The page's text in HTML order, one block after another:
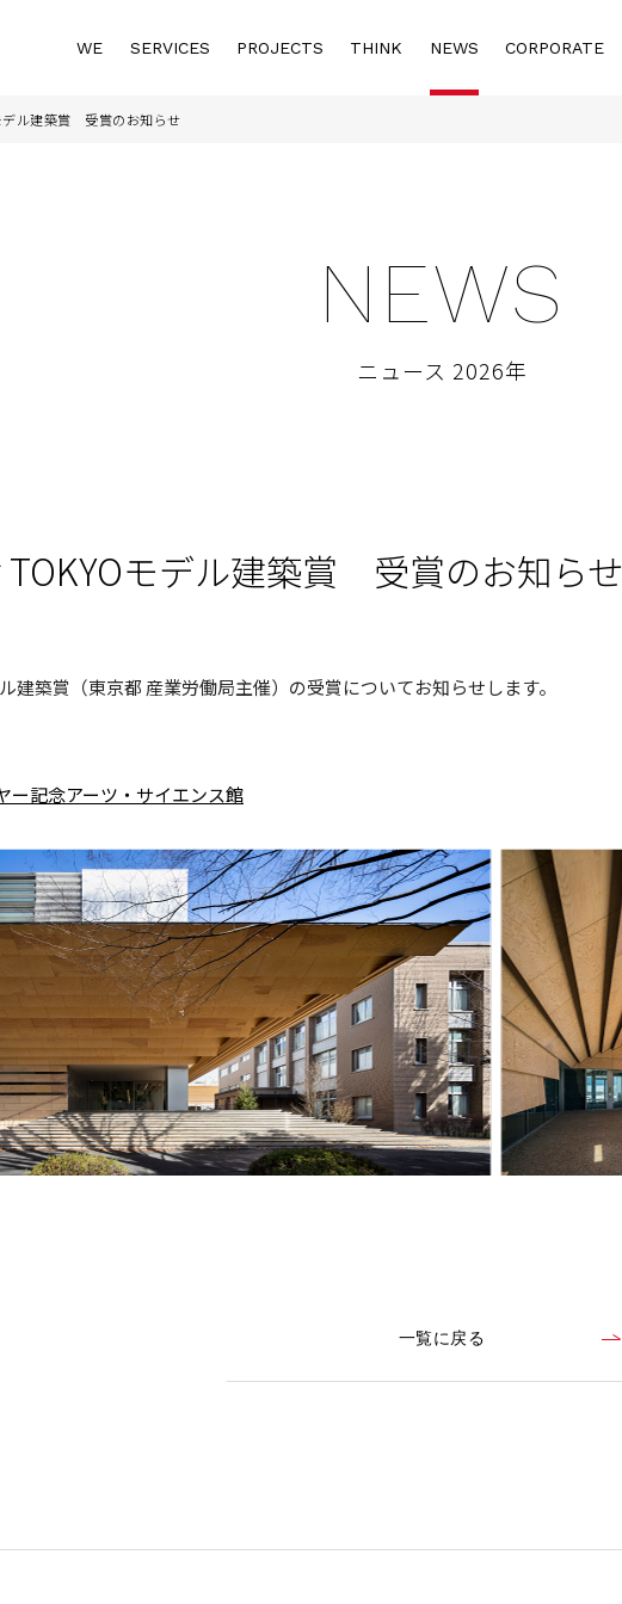
WE SERVICES PROJECTS THINK NEWS CORPORATE
デル建築賞 受賞のお知らせ
NEWS
ニュース 2026年
TOKYOモデル建築賞 受賞のお知らせ
建築賞（東京都 産業労働局主催）の受賞についてお知らせします。
記念アーツ・サイエンス館
一覧に戻る